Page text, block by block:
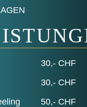
30,- CHF
30,- CHF
50,- CHF